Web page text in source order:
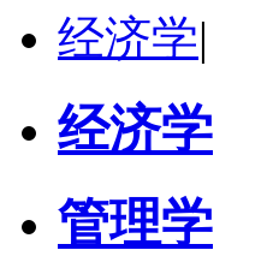
经济学|
经济学
管理学